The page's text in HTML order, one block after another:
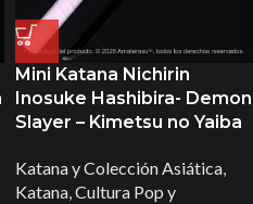
Mini Katana Nichirin
Inosuke Hashibira- Demon
Slayer – Kimetsu no Yaiba
Katana y Colección Asiática,
Katana,Cultura Pop y